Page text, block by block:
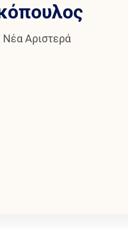
Νέα Αριστερά